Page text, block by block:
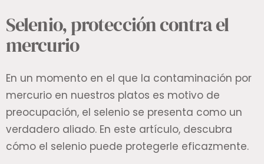
Selenio, protección contra el
mercurio
En un momento en el que la contaminación por
mercurio en nuestros platos es motivo de
preocupación, el selenio se presenta como un
verdadero aliado. En este artículo, descubra
cómo el selenio puede protegerle eficazmente.